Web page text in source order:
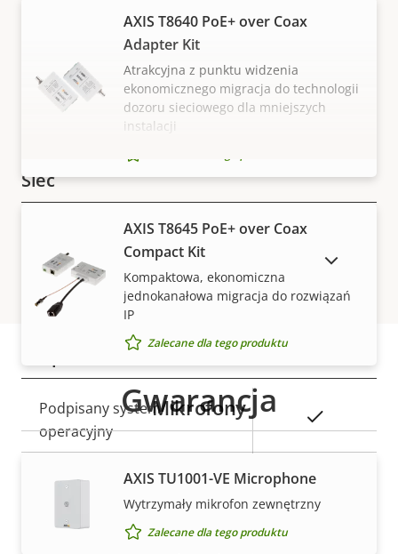
Dźwięk
nieruchomości
nieruchomości
Obsługa dźwięku
Sieć
nieruchomości
Wartość
nieruchomości
Komunikacja
bezprzewodowa
Bezpieczeństwo
Opis
nieruchomości
Wartość
nieruchomości
Podpisany system
operacyjny
Bezpieczne uruchamianie
Secure keystore
Element (CC
AXIS T8640 PoE+ over Coax
Adapter Kit
Atrakcyjna z punktu widzenia
ekonomicznego migracja do technologii
dozoru sieciowego dla mniejszych
instalacji
AXIS T8645 PoE+ over Coax
Compact Kit
Kompaktowa, ekonomiczna
jednokanałowa migracja do rozwiązań
IP
Zalecane dla tego produktu
Mikrofony
AXIS TU1001-VE Microphone
Wytrzymały mikrofon zewnętrzny
Zalecane dla tego produktu
POKAŻ PRODUKTY WYCOFANE Z RYNKU
Gwarancja